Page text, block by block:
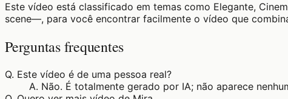
Este vídeo está classificado em temas como Elegante,
scene—, para você encontrar facilmente o vídeo que
Perguntas frequentes
Q. Este vídeo é de uma pessoa real?
A. Não. É totalmente gerado por IA; não aparece